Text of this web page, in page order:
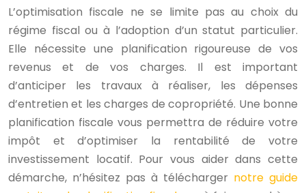
L’optimisation fiscale ne se limite pas au choix du
régime fiscal ou à l’adoption d’un statut particulier.
Elle nécessite une planification rigoureuse de vos
revenus et de vos charges. Il est important
d’anticiper les travaux à réaliser, les dépenses
d’entretien et les charges de copropriété. Une bonne
planification fiscale vous permettra de réduire votre
impôt et d’optimiser la rentabilité de votre
investissement locatif. Pour vous aider dans cette
démarche, n’hésitez pas à télécharger notre guide